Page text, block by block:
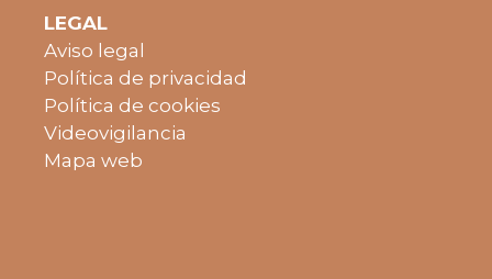
LEGAL
Aviso legal
Política de privacidad
Política de cookies
Videovigilancia
Mapa web